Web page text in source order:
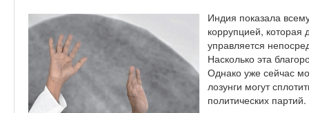
Индия показала
коррупцией, которая
управляется
Насколько эта
Однако уже сейчас
лозунги могут
политических партий.